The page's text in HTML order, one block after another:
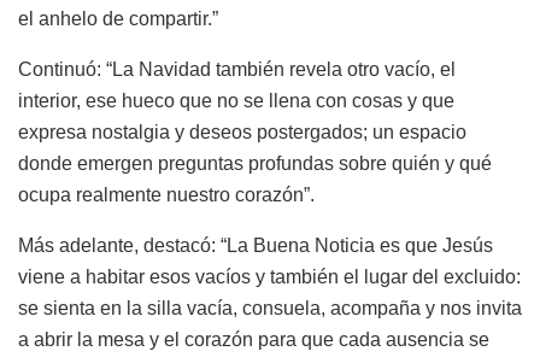
el anhelo de compartir.”
Continuó: “La Navidad también revela otro vacío, el
interior, ese hueco que no se llena con cosas y que
expresa nostalgia y deseos postergados; un espacio
donde emergen preguntas profundas sobre quién y qué
ocupa realmente nuestro corazón”.
Más adelante, destacó: “La Buena Noticia es que Jesús
viene a habitar esos vacíos y también el lugar del excluido:
se sienta en la silla vacía, consuela, acompaña y nos invita
a abrir la mesa y el corazón para que cada ausencia se